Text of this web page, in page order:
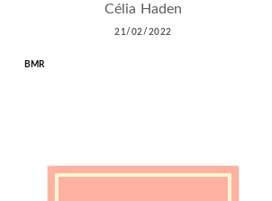
Célia Haden
21/02/2022
BMR